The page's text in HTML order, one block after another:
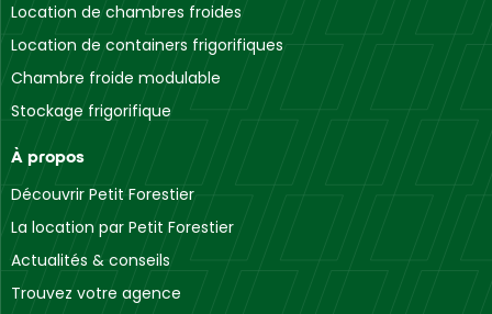
Location de chambres froides
Location de containers frigorifiques
Chambre froide modulable
Stockage frigorifique
À propos
Découvrir Petit Forestier
La location par Petit Forestier
Actualités & conseils
Trouvez votre agence